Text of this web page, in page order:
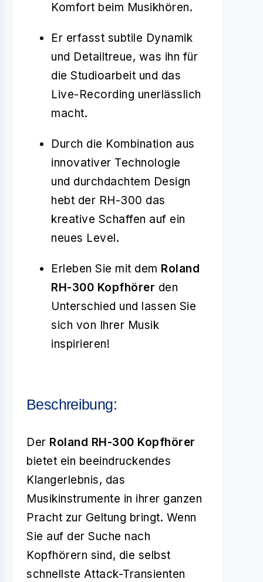
Komfort beim Musikhören.
Er erfasst subtile Dynamik
und Detailtreue, was ihn für
die Studioarbeit und das
Live-Recording unerlässlich
macht.
Durch die Kombination aus
innovativer Technologie
und durchdachtem Design
hebt der RH-300 das
kreative Schaffen auf ein
neues Level.
Erleben Sie mit dem Roland
RH-300 Kopfhörer den
Unterschied und lassen Sie
sich von Ihrer Musik
inspirieren!
Beschreibung:
Der Roland RH-300 Kopfhörer
bietet ein beeindruckendes
Klangerlebnis, das
Musikinstrumente in ihrer ganzen
Pracht zur Geltung bringt. Wenn
Sie auf der Suche nach
Kopfhörern sind, die selbst
schnellste Attack-Transienten